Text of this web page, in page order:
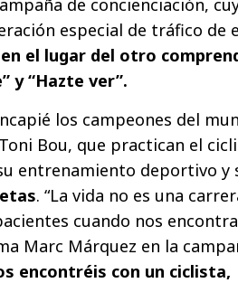
especial de tráfico de
el lugar del otro
y “Hazte ver”.
los campeones del
Bou, que practican el
entrenamiento deportivo y
. “La vida no es una
cuando nos
Marc Márquez en la
encontréis con un ciclista,